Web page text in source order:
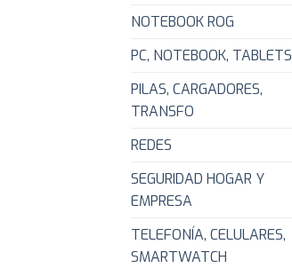
NOTEBOOK ROG
PC, NOTEBOOK, TABLETS
PILAS, CARGADORES,
TRANSFO
REDES
SEGURIDAD HOGAR Y
EMPRESA
TELEFONÍA, CELULARES,
SMARTWATCH